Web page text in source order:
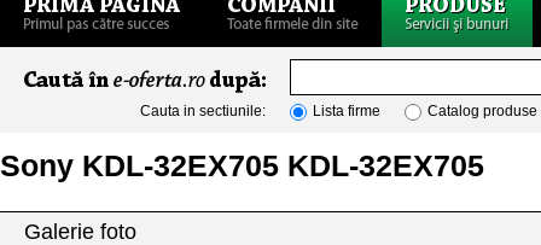
Cauta in sectiunile: Lista firme Catalog produse
Sony KDL-32EX705 KDL-32EX705
Galerie foto